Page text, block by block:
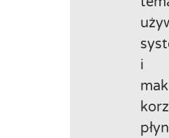
i